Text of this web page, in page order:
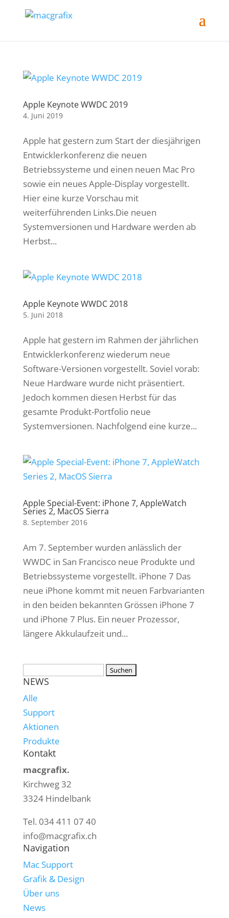
Apple Keynote WWDC 2019
4. Juni 2019
Apple hat gestern zum Start der diesjährigen
Entwicklerkonferenz die neuen
Betriebssysteme und einen neuen Mac Pro
sowie ein neues Apple-Display vorgestellt.
Hier eine kurze Vorschau mit
weiterführenden Links.Die neuen
Systemversionen und Hardware werden ab
Herbst...
Apple Keynote WWDC 2018
5. Juni 2018
Apple hat gestern im Rahmen der jährlichen
Entwicklerkonferenz wiederum neue
Software-Versionen vorgestellt. Soviel vorab:
Neue Hardware wurde nicht präsentiert.
Jedoch kommen diesen Herbst für das
gesamte Produkt-Portfolio neue
Systemversionen. Nachfolgend eine kurze...
Apple Special-Event: iPhone 7, AppleWatch
Series 2, MacOS Sierra
8. September 2016
Am 7. September wurden anlässlich der
WWDC in San Francisco neue Produkte und
Betriebssysteme vorgestellt. iPhone 7 Das
neue iPhone kommt mit neuen Farbvarianten
in den beiden bekannten Grössen iPhone 7
und iPhone 7 Plus. Ein neuer Prozessor,
längere Akkulaufzeit und...
NEWS
Alle
Support
Aktionen
Produkte
Kontakt
macgrafix.
Kirchweg 32
3324 Hindelbank
Tel. 034 411 07 40
info@macgrafix.ch
Navigation
Mac Support
Grafik & Design
Über uns
News